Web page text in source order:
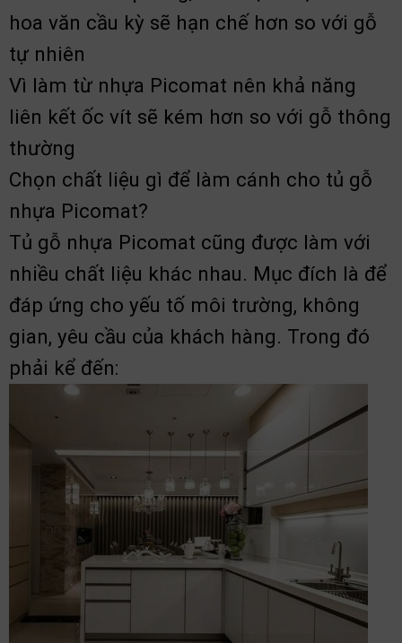
hoa văn cầu kỳ sẽ hạn chế hơn so với gỗ
tự nhiên
Vì làm từ nhựa Picomat nên khả năng
liên kết ốc vít sẽ kém hơn so với gỗ thông
thường
Chọn chất liệu gì để làm cánh cho tủ gỗ
nhựa Picomat?
Tủ gỗ nhựa Picomat cũng được làm với
nhiều chất liệu khác nhau. Mục đích là để
đáp ứng cho yếu tố môi trường, không
gian, yêu cầu của khách hàng. Trong đó
phải kể đến: